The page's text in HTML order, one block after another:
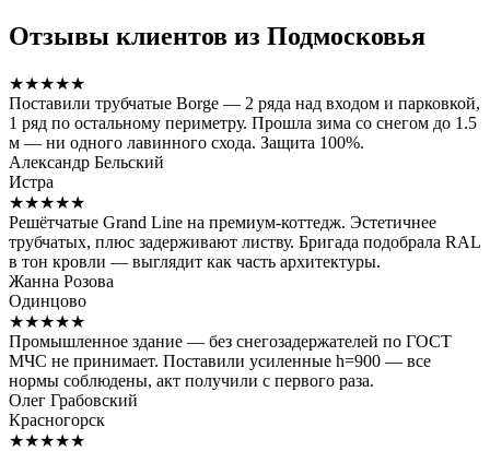
Отзывы клиентов из Подмосковья
★★★★★
Поставили трубчатые Borge — 2 ряда над входом и парковкой,
1 ряд по остальному периметру. Прошла зима со снегом до 1.5
м — ни одного лавинного схода. Защита 100%.
Александр Бельский
Истра
★★★★★
Решётчатые Grand Line на премиум-коттедж. Эстетичнее
трубчатых, плюс задерживают листву. Бригада подобрала RAL
в тон кровли — выглядит как часть архитектуры.
Жанна Розова
Одинцово
★★★★★
Промышленное здание — без снегозадержателей по ГОСТ
МЧС не принимает. Поставили усиленные h=900 — все
нормы соблюдены, акт получили с первого раза.
Олег Грабовский
Красногорск
★★★★★